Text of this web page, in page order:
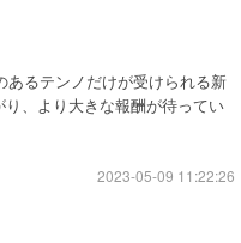
るテンノだけが受けられる新
、より大きな報酬が待ってい
2023-05-09 11:22:26